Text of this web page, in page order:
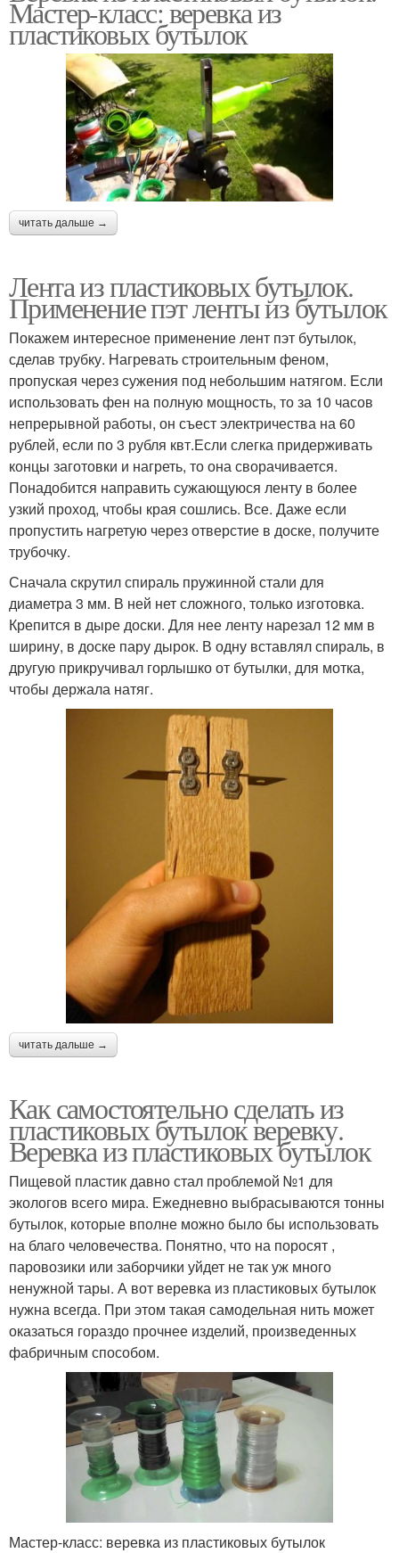
Мастер-класс: веревка из
пластиковых бутылок
читать дальше →
Лента из пластиковых бутылок.
Применение пэт ленты из бутылок
Покажем интересное применение лент пэт бутылок,
сделав трубку. Нагревать строительным феном,
пропуская через сужения под небольшим натягом. Если
использовать фен на полную мощность, то за 10 часов
непрерывной работы, он съест электричества на 60
рублей, если по 3 рубля квт.Если слегка придерживать
концы заготовки и нагреть, то она сворачивается.
Понадобится направить сужающуюся ленту в более
узкий проход, чтобы края сошлись. Все. Даже если
пропустить нагретую через отверстие в доске, получите
трубочку.
Сначала скрутил спираль пружинной стали для
диаметра 3 мм. В ней нет сложного, только изготовка.
Крепится в дыре доски. Для нее ленту нарезал 12 мм в
ширину, в доске пару дырок. В одну вставлял спираль, в
другую прикручивал горлышко от бутылки, для мотка,
чтобы держала натяг.
читать дальше →
Как самостоятельно сделать из
пластиковых бутылок веревку.
Веревка из пластиковых бутылок
Пищевой пластик давно стал проблемой №1 для
экологов всего мира. Ежедневно выбрасываются тонны
бутылок, которые вполне можно было бы использовать
на благо человечества. Понятно, что на поросят ,
паровозики или заборчики уйдет не так уж много
ненужной тары. А вот веревка из пластиковых бутылок
нужна всегда. При этом такая самодельная нить может
оказаться гораздо прочнее изделий, произведенных
фабричным способом.
Мастер-класс: веревка из пластиковых бутылок